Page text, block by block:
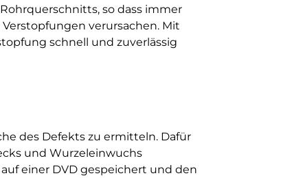
so dass immer
verursachen. Mit
schnell und zuverlässig
des Defekts zu ermitteln. Dafür
und Wurzeleinwuchs
einer DVD gespeichert und den